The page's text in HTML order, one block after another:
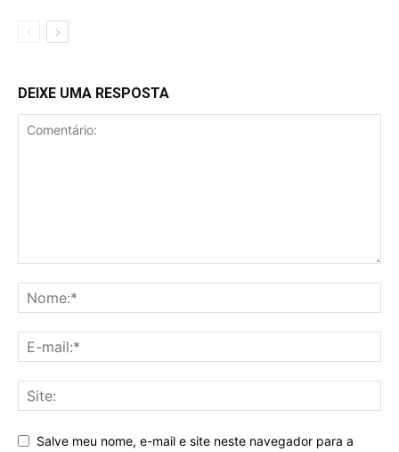
DEIXE UMA RESPOSTA
Salve meu nome, e-mail e site neste navegador para a